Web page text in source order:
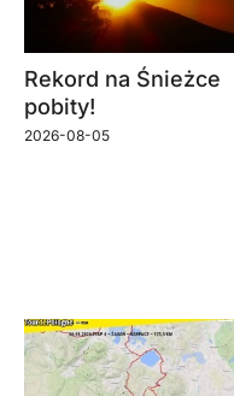
Rekord na Śnieżce
pobity!
2026-08-05